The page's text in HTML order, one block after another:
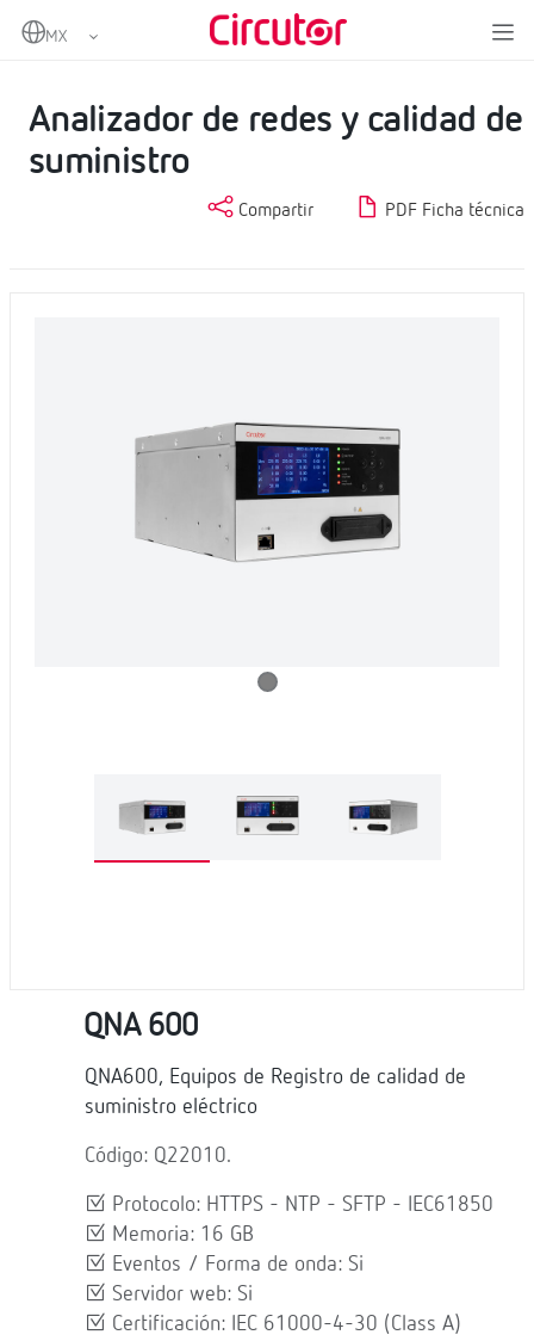
Home Medida y control
Analizadores de redes fijos
Analizador de redes y calidad de
suministro
Compartir PDF Ficha técnica
QNA 600
QNA600, Equipos de Registro de calidad de
suministro eléctrico
Código: Q22010.
Protocolo: HTTPS - NTP - SFTP - IEC61850
Memoria: 16 GB
Eventos / Forma de onda: Si
Servidor web: Si
Certificación: IEC 61000-4-30 (Class A)